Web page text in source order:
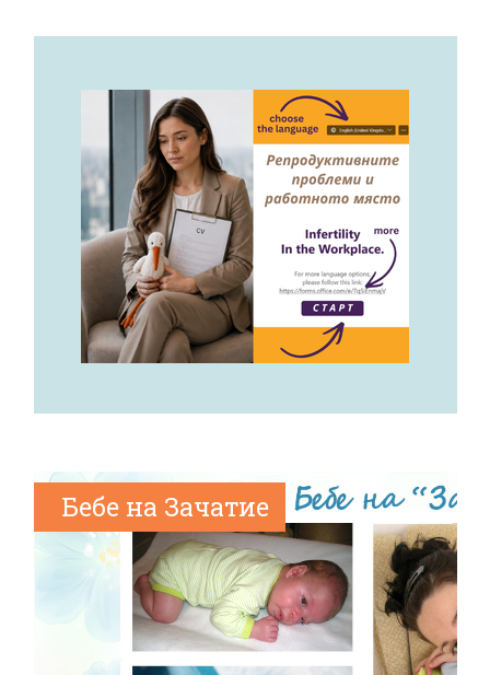
Бебе на Зачатие